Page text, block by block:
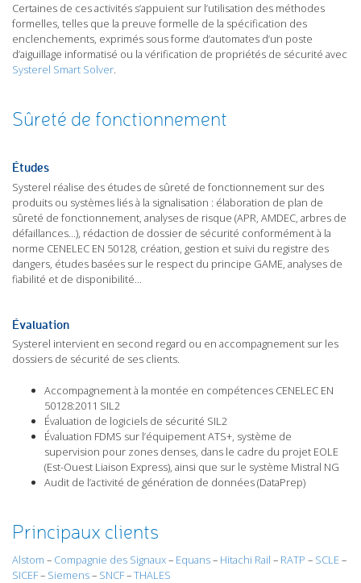
Certaines de ces activités s’appuient sur l’utilisation des méthodes
formelles, telles que la preuve formelle de la spécification des
enclenchements, exprimés sous forme d’automates d’un poste
d’aiguillage informatisé ou la vérification de propriétés de sécurité avec
Systerel Smart Solver.
Sûreté de fonctionnement
Études
Systerel réalise des études de sûreté de fonctionnement sur des
produits ou systèmes liés à la signalisation : élaboration de plan de
sûreté de fonctionnement, analyses de risque (APR, AMDEC, arbres de
défaillances…), rédaction de dossier de sécurité conformément à la
norme CENELEC EN 50128, création, gestion et suivi du registre des
dangers, études basées sur le respect du principe GAME, analyses de
fiabilité et de disponibilité…
Évaluation
Systerel intervient en second regard ou en accompagnement sur les
dossiers de sécurité de ses clients.
Accompagnement à la montée en compétences CENELEC EN
50128:2011 SIL2
Évaluation de logiciels de sécurité SIL2
Évaluation FDMS sur l’équipement ATS+, système de
supervision pour zones denses, dans le cadre du projet EOLE
(Est-Ouest Liaison Express), ainsi que sur le système Mistral NG
Audit de l’activité de génération de données (DataPrep)
Principaux clients
Alstom – Compagnie des Signaux– Equans– Hitachi Rail – RATP – SCLE–
SICEF– Siemens– SNCF–THALES